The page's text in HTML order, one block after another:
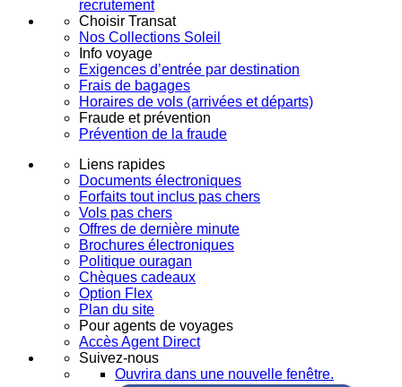
recrutement
Choisir Transat
Nos Collections Soleil
Info voyage
Exigences d’entrée par destination
Frais de bagages
Horaires de vols (arrivées et départs)
Fraude et prévention
Prévention de la fraude
Liens rapides
Documents électroniques
Forfaits tout inclus pas chers
Vols pas chers
Offres de dernière minute
Brochures électroniques
Politique ouragan
Chèques cadeaux
Option Flex
Plan du site
Pour agents de voyages
Accès Agent Direct
Suivez-nous
Ouvrira dans une nouvelle fenêtre.